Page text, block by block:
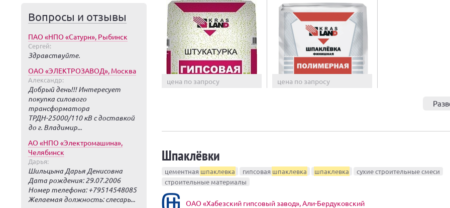
Вопросы и отзывы
ПАО «НПО «Сатурн», Рыбинск
Сергей:
Здравствуйте.
ОАО «ЭЛЕКТРОЗАВОД», Москва
Александр:
Добрый день!!! Интересует
покупка силового
трансформатора
ТРДН-25000/110 кВ с доставкой
до г. Владимир...
АО «НПО «Электромашина»,
Челябинск
Дарья:
Шильцына Дарья Денисовна
Дата рождения: 29.07.2006
Номер телефона: +79514548085
Желаемая должность: слесарь...
цена по запросу цена по запросу
Шпаклёвки
цементная шпаклевка гипсовая шпаклевка шпаклевка
сухие строительные смеси
строительные материалы
ОАО «Хабезский гипсовый завод», Али-Бердуковский